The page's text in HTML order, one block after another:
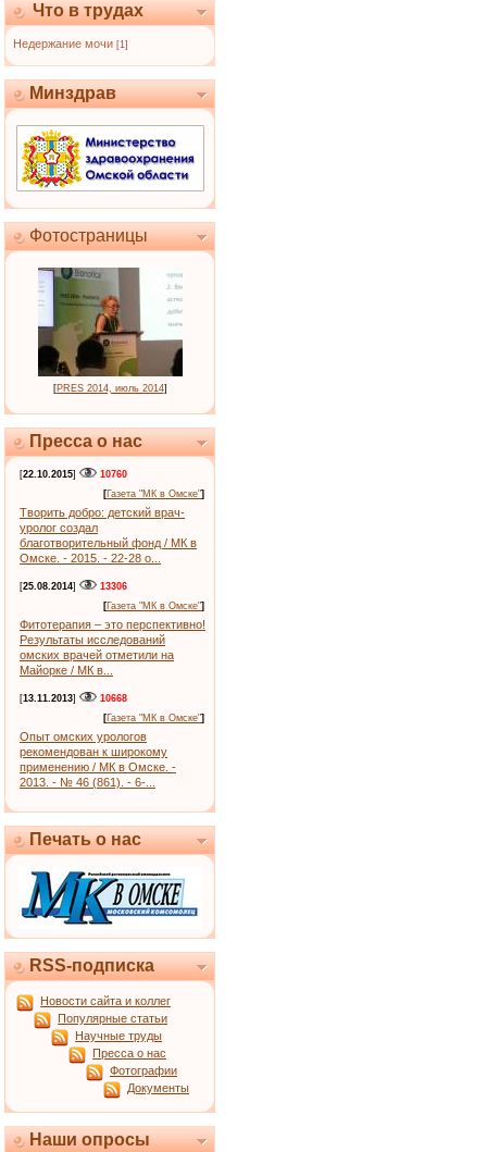
Что в трудах
Недержание мочи [1]
Минздрав
Фотостраницы
[PRES 2014, июль 2014]
Пресса о нас
[22.10.2015]
10760
[Газета "МК в Омске"]
Творить добро: детский врач-
уролог создал
благотворительный фонд / МК в
Омске. - 2015. - 22-28 о...
[25.08.2014]
13306
[Газета "МК в Омске"]
Фитотерапия – это перспективно!
Результаты исследований
омских врачей отметили на
Майорке / МК в...
[13.11.2013]
10668
[Газета "МК в Омске"]
Опыт омских урологов
рекомендован к широкому
применению / МК в Омске. -
2013. - № 46 (861). - 6-...
Печать о нас
RSS-подписка
Новости сайта и коллег
Популярные статьи
Научные труды
Пресса о нас
Фотографии
Документы
Наши опросы